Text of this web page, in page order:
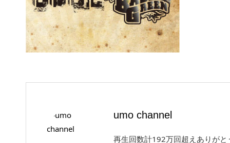
umo channel
再生回数計192万回超えありが